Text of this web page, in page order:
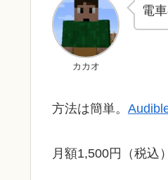
カカオ
電
方法は簡単。
月額1,500円（税込